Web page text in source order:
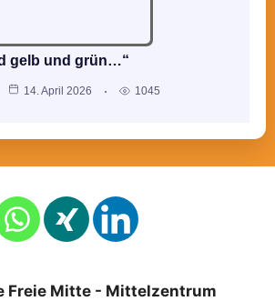
gelb und grün…“
14. April 2026
1045
Freie Mitte - Mittelzentrum